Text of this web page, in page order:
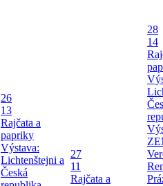
26
13
Rajčata a
papriky
Výstava:
Lichtenštejni a
Česká
27
11
Rajčata a
28
14